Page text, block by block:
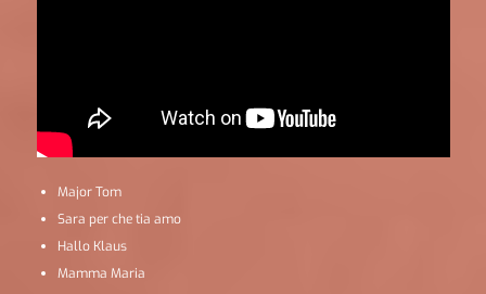
Major Tom
Sara per che tia amo
Hallo Klaus
Mamma Maria